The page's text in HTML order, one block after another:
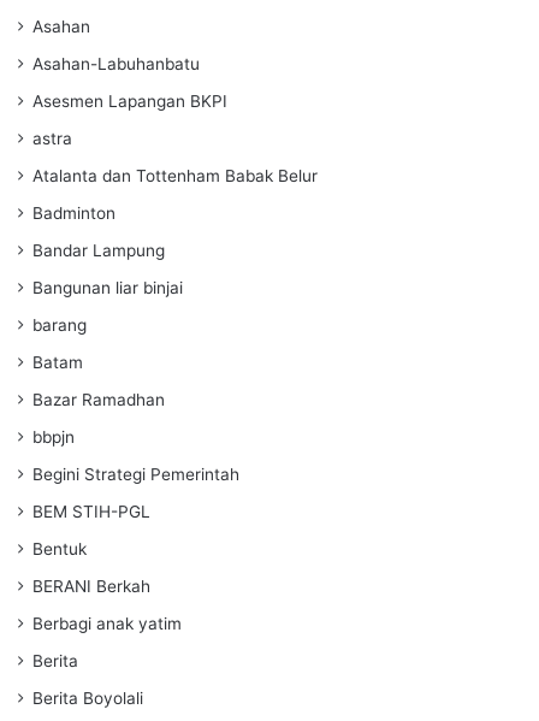
Asahan
Asahan-Labuhanbatu
Asesmen Lapangan BKPI
astra
Atalanta dan Tottenham Babak Belur
Badminton
Bandar Lampung
Bangunan liar binjai
barang
Batam
Bazar Ramadhan
bbpjn
Begini Strategi Pemerintah
BEM STIH-PGL
Bentuk
BERANI Berkah
Berbagi anak yatim
Berita
Berita Boyolali